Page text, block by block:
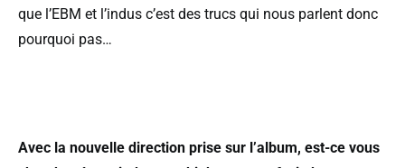
que l’EBM et l’indus c’est des trucs qui nous parlent donc
pourquoi pas…
Avec la nouvelle direction prise sur l’album, est-ce vous